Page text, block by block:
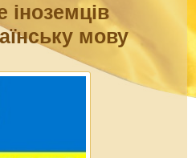
іноземців
мову